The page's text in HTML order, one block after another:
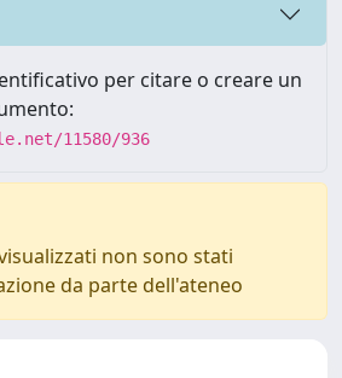
per citare o creare un
11580/936
non sono stati
da parte dell'ateneo